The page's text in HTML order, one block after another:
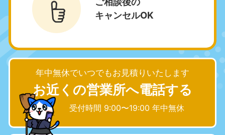
キャンセルOK
年中無休でいつでもお見積りいたします
お近くの営業所へ電話する
受付時間 9:00〜19:00 年中無休
滋賀県
050-1881-5253
京都府
050-1881-5248
9:00〜19:00 年中無休
中国
岡山県 山口県